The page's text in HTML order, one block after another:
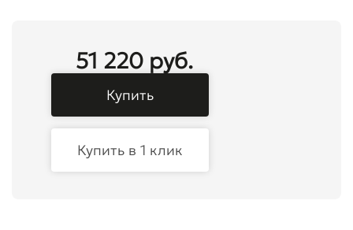
51 220 руб.
Купить
Купить в 1 клик